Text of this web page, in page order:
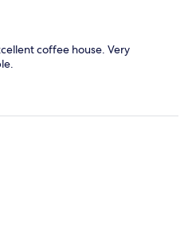
coffee house. Very